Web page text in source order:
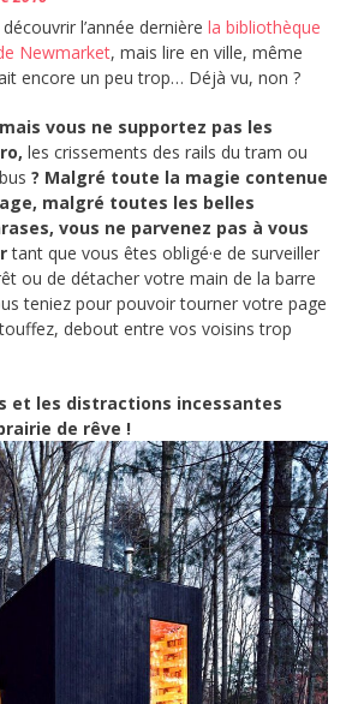
l’année dernière la bibliothèque
Newmarket, mais lire en ville, même
encore un peu trop… Déjà vu, non ?
vous ne supportez pas les
les crissements des rails du tram ou
? Malgré toute la magie contenue
malgré toutes les belles
vous ne parvenez pas à vous
tant que vous êtes obligé·e de surveiller
ou de détacher votre main de la barre
teniez pour pouvoir tourner votre page
debout entre vos voisins trop
et les distractions incessantes
de rêve !